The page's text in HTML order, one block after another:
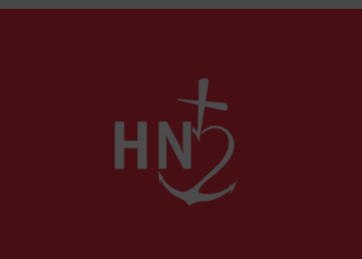
chrétien du